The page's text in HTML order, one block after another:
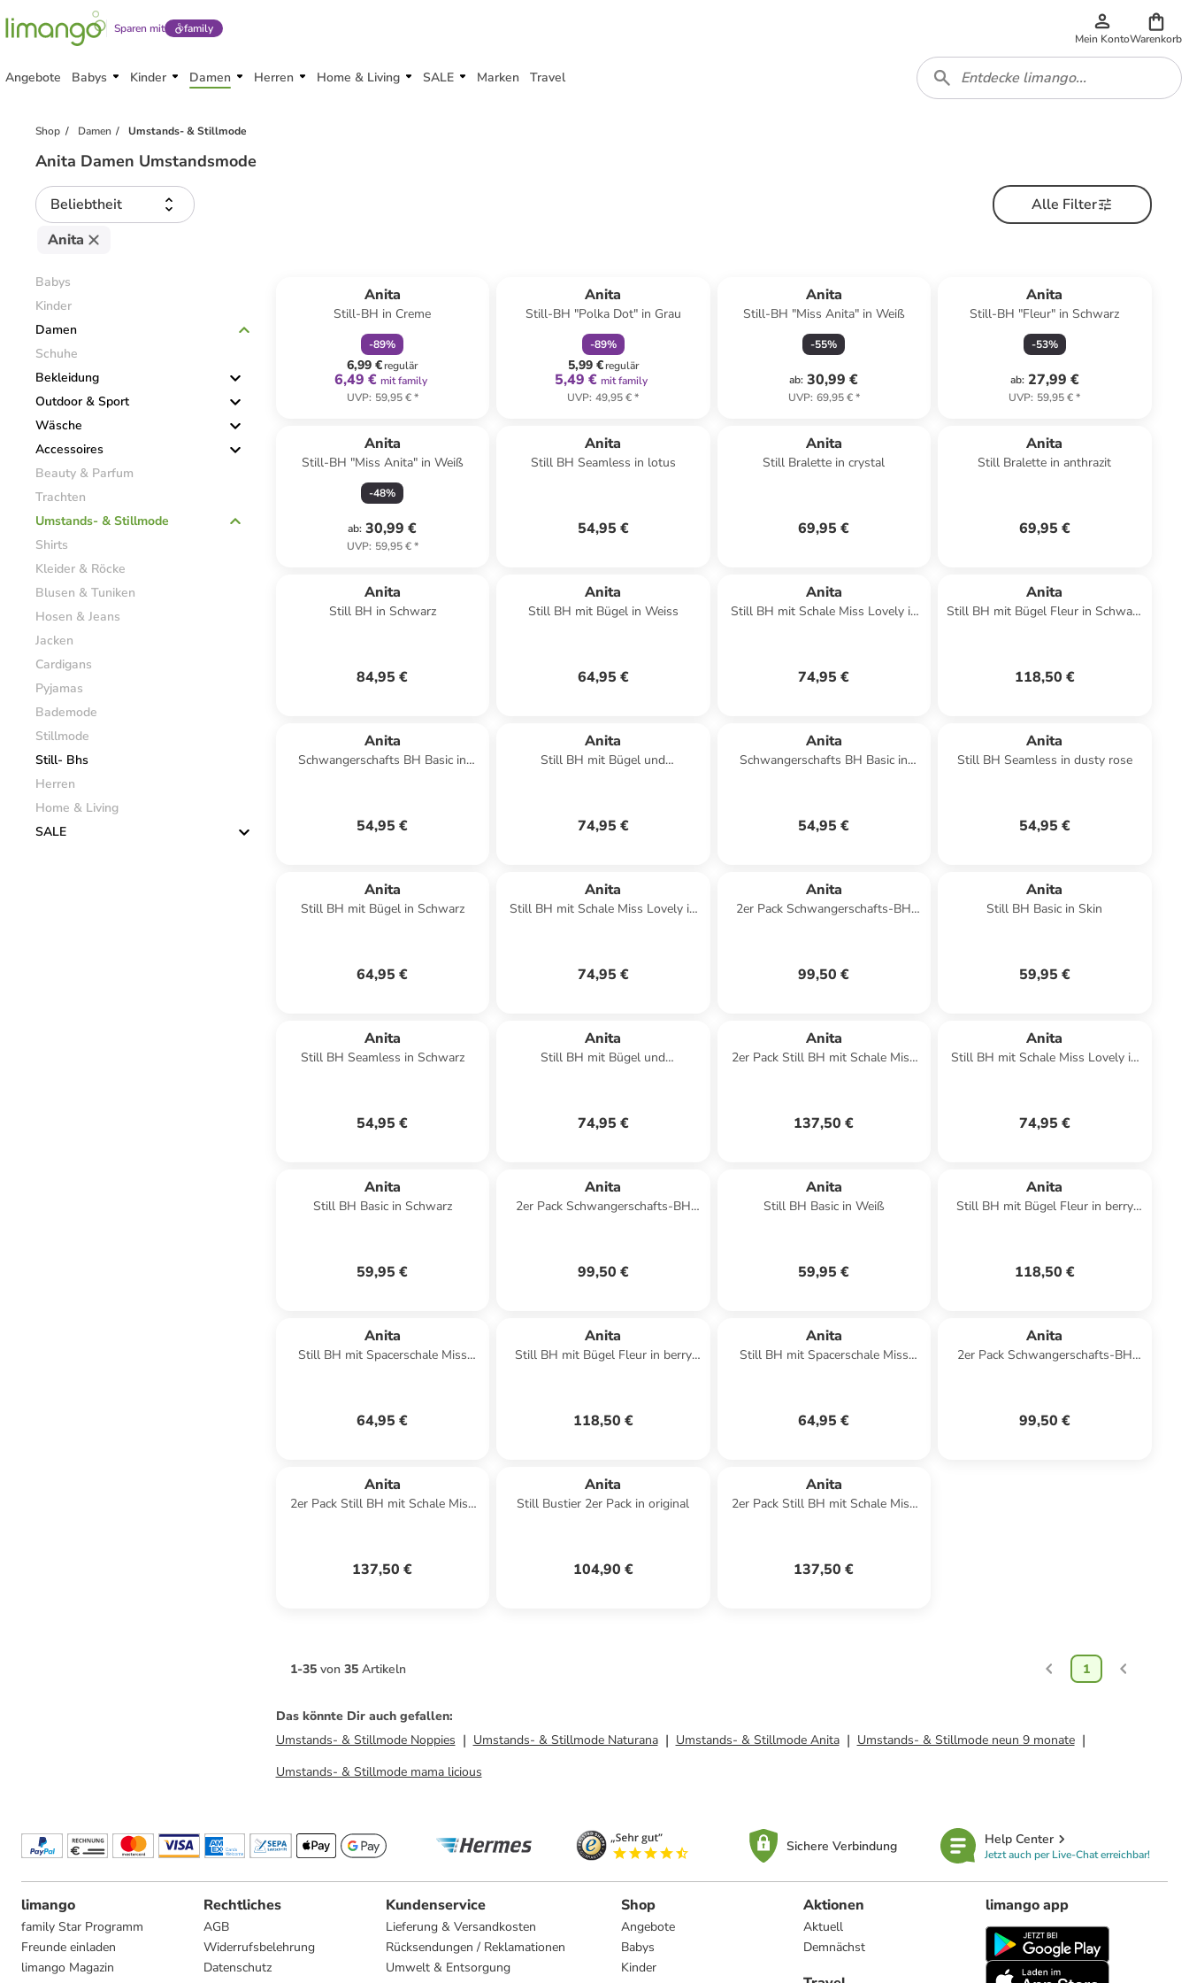
Sparen mit family
Mein KontoWarenkorb
Angebote Babys Kinder Damen Herren Home & Living SALE Marken Travel
Shop Damen Umstands- & Stillmode
Anita Damen Umstandsmode
Beliebtheit
Alle Filter
Anita
Babys
Kinder
Damen
Schuhe
Bekleidung
Outdoor & Sport
Wäsche
Accessoires
Beauty & Parfum
Trachten
Umstands- & Stillmode
Shirts
Kleider & Röcke
Blusen & Tuniken
Hosen & Jeans
Jacken
Cardigans
Pyjamas
Bademode
Stillmode
Still- Bhs
Herren
Home & Living
SALE
Anita
Still-BH in Creme
-89%
6,99 €regulär
6,49 € mit family
UVP: 59,95 €*
Anita
Still-BH "Polka Dot" in Grau
-89%
5,99 €regulär
5,49 € mit family
UVP: 49,95 €*
Anita
Still-BH "Miss Anita" in Weiß
-55%
ab: 30,99 €
UVP: 69,95 €*
Anita
Still-BH "Fleur" in Schwarz
-53%
ab: 27,99 €
UVP: 59,95 €*
Anita
Still-BH "Miss Anita" in Weiß
-48%
ab: 30,99 €
UVP: 59,95 €*
Anita
Still BH Seamless in lotus
54,95 €
Anita
Still Bralette in crystal
69,95 €
Anita
Still Bralette in anthrazit
69,95 €
Anita
Still BH in Schwarz
84,95 €
Anita
Still BH mit Bügel in Weiss
64,95 €
Anita
Still BH mit Schale Miss Lovely in
74,95 €
Anita
Still BH mit Bügel Fleur in Schwarz
118,50 €
Anita
Schwangerschafts BH Basic in
54,95 €
Anita
Still BH mit Bügel und
74,95 €
Anita
Schwangerschafts BH Basic in
54,95 €
Anita
Still BH Seamless in dusty rose
54,95 €
Anita
Still BH mit Bügel in Schwarz
64,95 €
Anita
Still BH mit Schale Miss Lovely in
74,95 €
Anita
2er Pack Schwangerschafts-BH
99,50 €
Anita
Still BH Basic in Skin
59,95 €
Anita
Still BH Seamless in Schwarz
54,95 €
Anita
Still BH mit Bügel und
74,95 €
Anita
2er Pack Still BH mit Schale Miss
137,50 €
Anita
Still BH mit Schale Miss Lovely in
74,95 €
Anita
Still BH Basic in Schwarz
59,95 €
Anita
2er Pack Schwangerschafts-BH
99,50 €
Anita
Still BH Basic in Weiß
59,95 €
Anita
Still BH mit Bügel Fleur in berry
118,50 €
Anita
Still BH mit Spacerschale Miss
64,95 €
Anita
Still BH mit Bügel Fleur in berry
118,50 €
Anita
Still BH mit Spacerschale Miss
64,95 €
Anita
2er Pack Schwangerschafts-BH
99,50 €
Anita
2er Pack Still BH mit Schale Miss
137,50 €
Anita
Still Bustier 2er Pack in original
104,90 €
Anita
2er Pack Still BH mit Schale Miss
137,50 €
1-35 von 35 Artikeln 1
Das könnte Dir auch gefallen:
Umstands- & Stillmode Noppies
Umstands- & Stillmode Naturana Umstands- & Stillmode Anita
Umstands- & Stillmode neun 9 monate
Umstands- & Stillmode mama licious
Sichere Verbindung Help Center
Jetzt auch per Live-Chat erreichbar!
limango
family Star Programm
Freunde einladen
limango Magazin
Rechtliches
AGB
Widerrufsbelehrung
Datenschutz
Kundenservice
Lieferung & Versandkosten
Rücksendungen / Reklamationen
Umwelt & Entsorgung
Shop
Angebote
Babys
Kinder
Aktionen
Aktuell
Demnächst
limango app